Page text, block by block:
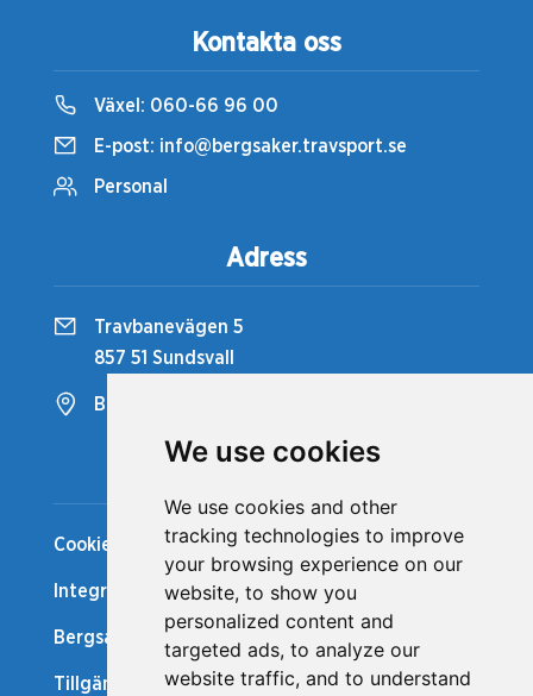
We use cookies
We use cookies and other
tracking technologies to improve
your browsing experience on our
website, to show you
personalized content and
targeted ads, to analyze our
website traffic, and to understand
Cookiepolicy
Integritetspolicy
Bergsåker Nytt
Tillgänglighetsredogörelse
Kontakta oss
Växel: 060-66 96 00
E-post: info@bergsaker.travsport.se
Personal
Adress
Travbanevägen 5
857 51 Sundsvall
Bergsåkers Travbana